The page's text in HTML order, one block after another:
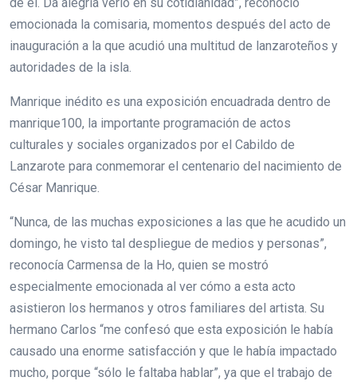
emocionada la comisaria, momentos después del acto de
inauguración a la que acudió una multitud de lanzaroteños y
autoridades de la isla.
Manrique inédito es una exposición encuadrada dentro de
manrique100, la importante programación de actos
culturales y sociales organizados por el Cabildo de
Lanzarote para conmemorar el centenario del nacimiento de
César Manrique.
“Nunca, de las muchas exposiciones a las que he acudido un
domingo, he visto tal despliegue de medios y personas”,
reconocía Carmensa de la Ho, quien se mostró
especialmente emocionada al ver cómo a esta acto
asistieron los hermanos y otros familiares del artista. Su
hermano Carlos “me confesó que esta exposición le había
causado una enorme satisfacción y que le había impactado
mucho, porque “sólo le faltaba hablar”, ya que el trabajo de